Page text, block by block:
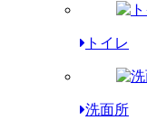
トイレ
洗面所